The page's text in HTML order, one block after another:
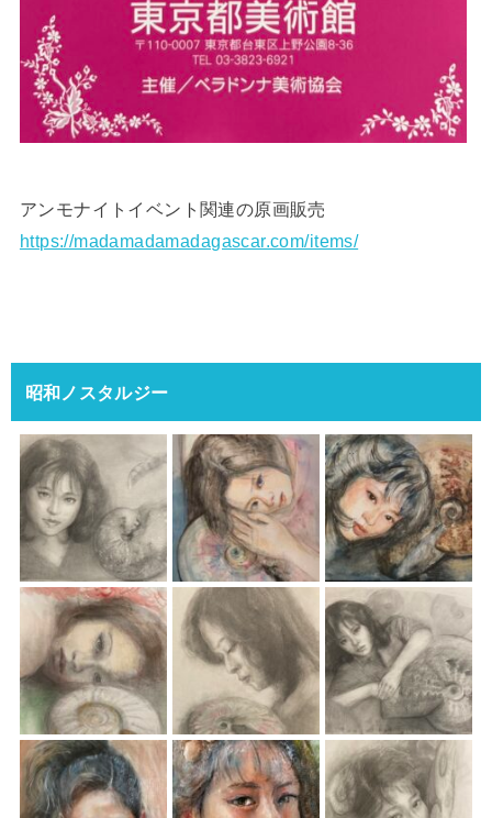
アンモナイトイベント関連の原画販売
https://madamadamadagascar.com/items/
昭和ノスタルジー